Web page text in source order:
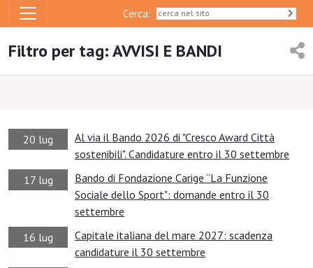
Cerca:
Filtro per tag: AVVISI E BANDI
20 lug
Al via il Bando 2026 di "Cresco Award Città
sostenibili". Candidature entro il 30 settembre
17 lug
Bando di Fondazione Carige “La Funzione
Sociale dello Sport": domande entro il 30
settembre
16 lug
Capitale italiana del mare 2027: scadenza
candidature il 30 settembre